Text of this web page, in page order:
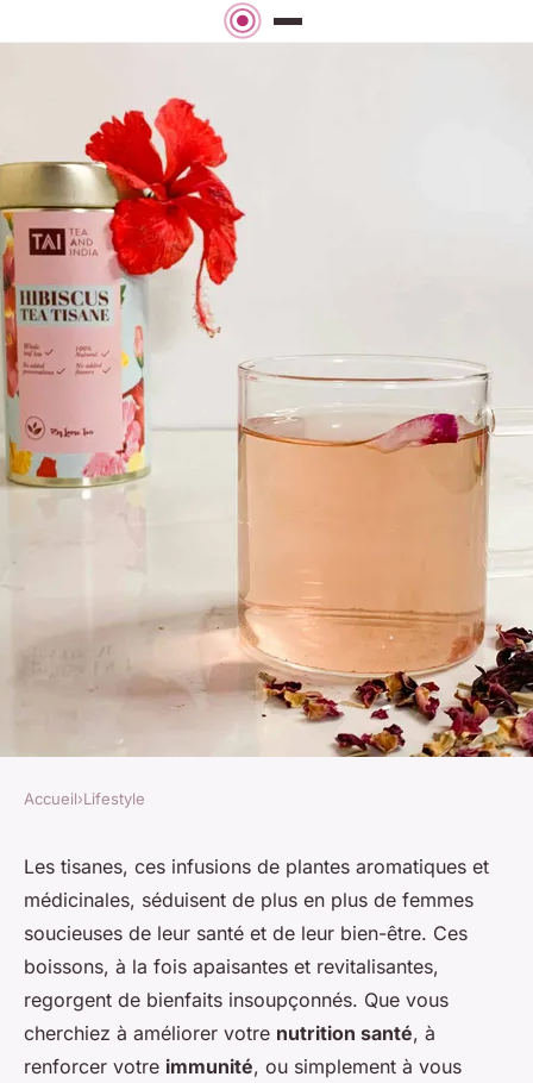
LIFESTYLE
Quels sont les bienfaits des
tisanes pour la santé et le
bien-être?
Logan•21 mai 2024•6 min de lecture
Accueil›Lifestyle
Les tisanes, ces infusions de plantes aromatiques et
médicinales, séduisent de plus en plus de femmes
soucieuses de leur santé et de leur bien-être. Ces
boissons, à la fois apaisantes et revitalisantes,
regorgent de bienfaits insoupçonnés. Que vous
cherchiez à améliorer votre nutrition santé, à
renforcer votre immunité, ou simplement à vous